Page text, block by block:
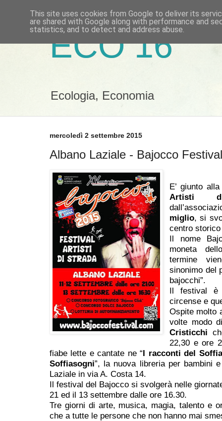
ECO 16
Ecologia, Economia
mercoledì 2 settembre 2015
Albano Laziale - Bajocco
E’ giunto
Artisti
miglio, si
centro
Il nome
moneta
termine
sinonimo del
bajocchi”.
Il festival è
circense e
Ospite molto
volte modo
Cristicchi
22,30 e ore
fiabe lette e cantate ne “I racconti del
Soffiasogni”, la nuova libreria per bambini
Laziale in via A. Costa 14.
Il festival del Bajocco si svolgerà nelle
21 ed il 13 settembre dalle ore 16.30.
Tre giorni di arte, musica, magia, talento e
che a tutte le persone che non hanno mai
This site uses cookies from Google to deliver its
are shared with Google along with performance and
statistics, and to detect and address abuse.